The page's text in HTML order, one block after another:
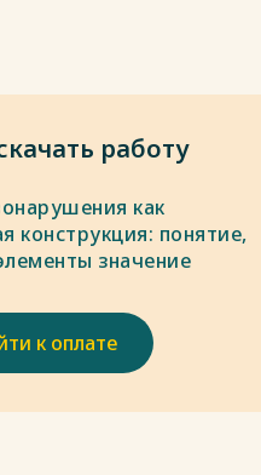
работу
как
конструкция: понятие,
значение
к оплате